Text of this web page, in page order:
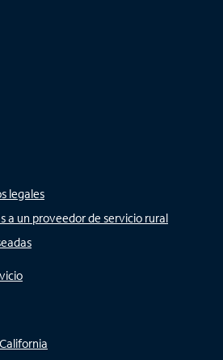
legales
a un proveedor de servicio rural